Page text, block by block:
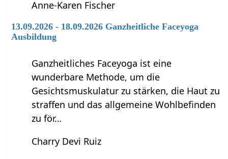
Anne-Karen Fischer
13.09.2026 - 18.09.2026 Ganzheitliche Faceyoga
Ausbildung
Ganzheitliches Faceyoga ist eine
wunderbare Methode, um die
Gesichtsmuskulatur zu stärken, die Haut zu
straffen und das allgemeine Wohlbefinden
zu för…
Charry Devi Ruiz